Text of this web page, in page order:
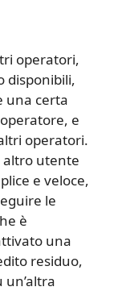
operatori,
disponibili,
una certa
e
operatori.
altro utente
e veloce,
le
è
una
residuo,